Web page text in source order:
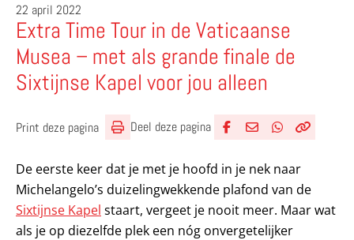
22 april 2022
Extra Time Tour in de Vaticaanse
Musea – met als grande finale de
Sixtijnse Kapel voor jou alleen
Print deze pagina Deel deze pagina
De eerste keer dat je met je hoofd in je nek naar
Michelangelo’s duizelingwekkende plafond van de
Sixtijnse Kapel staart, vergeet je nooit meer. Maar wat
als je op diezelfde plek een nóg onvergetelijker